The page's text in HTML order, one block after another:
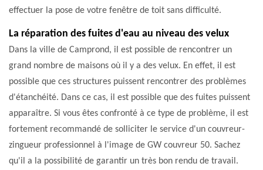
effectuer la pose de votre fenêtre de toit sans difficulté.
La réparation des fuites d'eau au niveau des velux
Dans la ville de Camprond, il est possible de rencontrer un
grand nombre de maisons où il y a des velux. En effet, il est
possible que ces structures puissent rencontrer des problèmes
d'étanchéité. Dans ce cas, il est possible que des fuites puissent
apparaître. Si vous êtes confronté à ce type de problème, il est
fortement recommandé de solliciter le service d'un couvreur-
zingueur professionnel à l'image de GW couvreur 50. Sachez
qu'il a la possibilité de garantir un très bon rendu de travail.